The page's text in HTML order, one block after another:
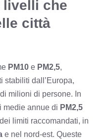
livelli che
città
PM10 e PM2,5,
stabiliti dall’Europa,
milioni di persone. In
medie annue di PM2,5
limiti raccomandati, in
e nel nord-est. Queste